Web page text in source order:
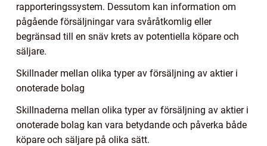
rapporteringssystem. Dessutom kan information om
pågående försäljningar vara svåråtkomlig eller
begränsad till en snäv krets av potentiella köpare och
säljare.
Skillnader mellan olika typer av försäljning av aktier i
onoterade bolag
Skillnaderna mellan olika typer av försäljning av aktier i
onoterade bolag kan vara betydande och påverka både
köpare och säljare på olika sätt.